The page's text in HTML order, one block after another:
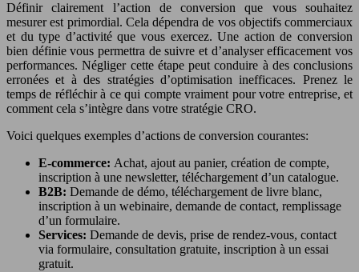
Définir clairement l’action de conversion que vous souhaitez
mesurer est primordial. Cela dépendra de vos objectifs commerciaux
et du type d’activité que vous exercez. Une action de conversion
bien définie vous permettra de suivre et d’analyser efficacement vos
performances. Négliger cette étape peut conduire à des conclusions
erronées et à des stratégies d’optimisation inefficaces. Prenez le
temps de réfléchir à ce qui compte vraiment pour votre entreprise, et
comment cela s’intègre dans votre stratégie CRO.
Voici quelques exemples d’actions de conversion courantes:
E-commerce: Achat, ajout au panier, création de compte,
inscription à une newsletter, téléchargement d’un catalogue.
B2B: Demande de démo, téléchargement de livre blanc,
inscription à un webinaire, demande de contact, remplissage
d’un formulaire.
Services: Demande de devis, prise de rendez-vous, contact
via formulaire, consultation gratuite, inscription à un essai
gratuit.